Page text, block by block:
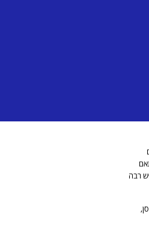
רבה